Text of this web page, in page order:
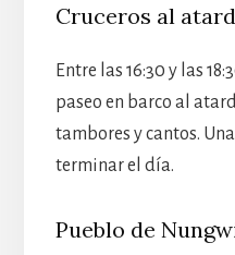
Cruceros al
Entre las 16:30 y las
paseo en barco al
tambores y cantos.
terminar el día.
Pueblo de